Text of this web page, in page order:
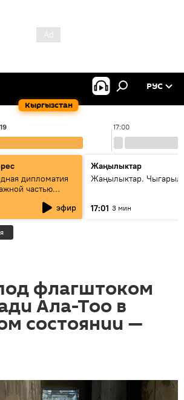
Кыргызстан
РУС
17:00
дипломатия
частью
эфир
Жаңылыктар
Жаңылыктар.
17:01 3 мин
флагштоком
Ала-Тоо в
состоянии —